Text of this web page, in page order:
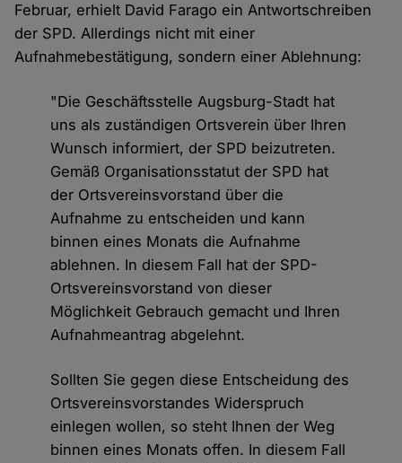
Februar, erhielt David Farago ein Antwortschreiben
der SPD. Allerdings nicht mit einer
Aufnahmebestätigung, sondern einer Ablehnung:
"Die Geschäftsstelle Augsburg-Stadt hat
uns als zuständigen Ortsverein über Ihren
Wunsch informiert, der SPD beizutreten.
Gemäß Organisationsstatut der SPD hat
der Ortsvereinsvorstand über die
Aufnahme zu entscheiden und kann
binnen eines Monats die Aufnahme
ablehnen. In diesem Fall hat der SPD-
Ortsvereinsvorstand von dieser
Möglichkeit Gebrauch gemacht und Ihren
Aufnahmeantrag abgelehnt.
Sollten Sie gegen diese Entscheidung des
Ortsvereinsvorstandes Widerspruch
einlegen wollen, so steht Ihnen der Weg
binnen eines Monats offen. In diesem Fall